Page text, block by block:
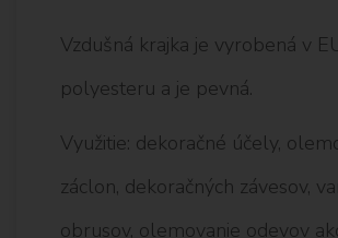
Vzdušná krajka je vyrobená v
polyesteru a je pevná.
Využitie: dekoračné účely,
záclon, dekoračných závesov,
obrusov, olemovanie odevov